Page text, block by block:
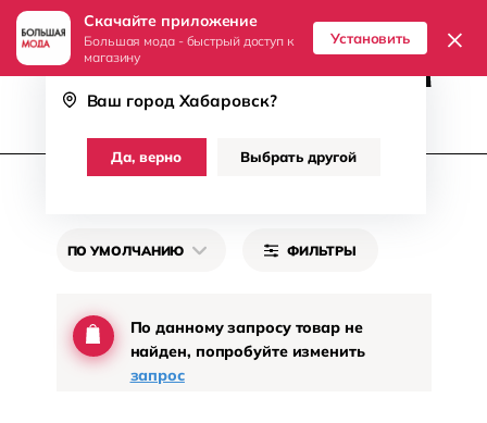
Скачайте приложение
Большая мода - быстрый доступ к
магазину
Установить ×
Хабаровск
Ваш город Хабаровск?
Да, верно Выбрать другой
8 (800) 511-71-07
ПО УМОЛЧАНИЮ ФИЛЬТРЫ
По данному запросу товар не
найден, попробуйте изменить
запрос